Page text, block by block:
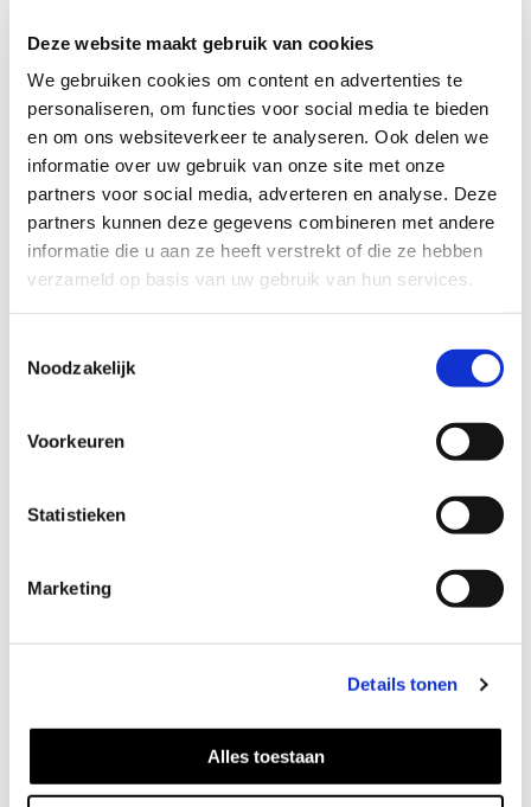
Deze website maakt gebruik van cookies
We gebruiken cookies om content en advertenties te
personaliseren, om functies voor social media te bieden
en om ons websiteverkeer te analyseren. Ook delen we
informatie over uw gebruik van onze site met onze
partners voor social media, adverteren en analyse. Deze
partners kunnen deze gegevens combineren met andere
informatie die u aan ze heeft verstrekt of die ze hebben
verzameld op basis van uw gebruik van hun services.
Noodzakelijk
Voorkeuren
Statistieken
Marketing
Details tonen
Alles toestaan
Op voorraad
IN WINKELMANDJE
Combineer met